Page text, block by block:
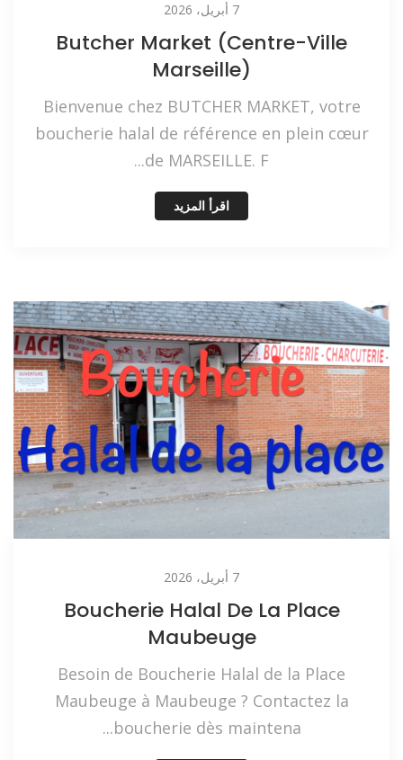
7 أبريل، 2026
Butcher Market (Centre-Ville
Marseille)
Bienvenue chez BUTCHER MARKET, votre
boucherie halal de référence en plein cœur
de MARSEILLE. F...
اقرأ المزيد
7 أبريل، 2026
Boucherie Halal De La Place
Maubeuge
Besoin de Boucherie Halal de la Place
Maubeuge à Maubeuge ? Contactez la
boucherie dès maintena...